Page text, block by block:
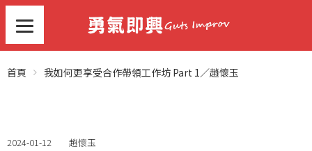
首頁 我如何更享受合作帶領工作坊 Part 1／趙懷玉
2024-01-12 趙懷玉